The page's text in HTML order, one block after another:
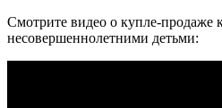
Смотрите видео о купле-продаже
несовершеннолетними детьми: